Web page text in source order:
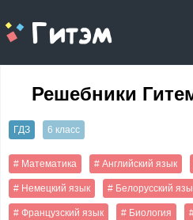
gitem.me
Решебники
ГДЗ 6 класс
# Математика # Английский язык
# Немецкий язык # Белорусский
# Французский язык # Биология